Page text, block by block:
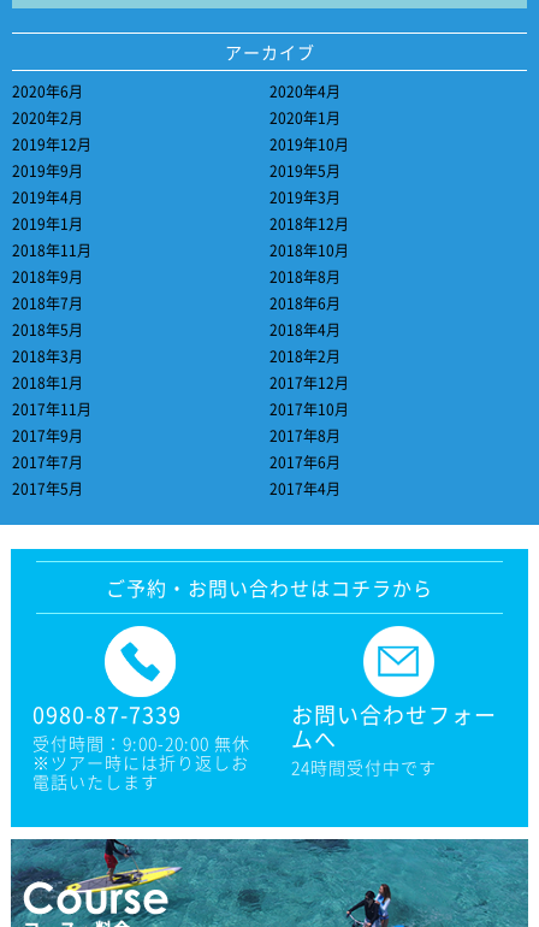
アーカイブ
2020年6月
2020年4月
2020年2月
2020年1月
2019年12月
2019年10月
2019年9月
2019年5月
2019年4月
2019年3月
2019年1月
2018年12月
2018年11月
2018年10月
2018年9月
2018年8月
2018年7月
2018年6月
2018年5月
2018年4月
2018年3月
2018年2月
2018年1月
2017年12月
2017年11月
2017年10月
2017年9月
2017年8月
2017年7月
2017年6月
2017年5月
2017年4月
ご予約・お問い合わせはコチラから
0980-87-7339
受付時間：9:00-20:00 無休
※ツアー時には折り返しお
電話いたします
お問い合わせフォー
ムへ
24時間受付中です